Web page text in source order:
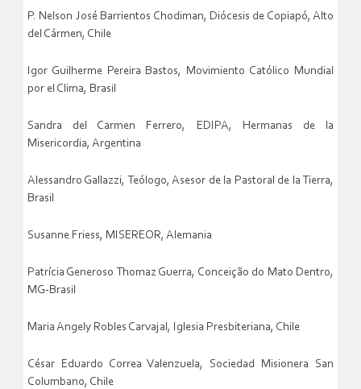
P. Nelson José Barrientos Chodiman, Diócesis de Copiapó, Alto
del Cármen, Chile
Igor Guilherme Pereira Bastos, Movimiento Católico Mundial
por el Clima, Brasil
Sandra del Carmen Ferrero, EDIPA, Hermanas de la
Misericordia, Argentina
Alessandro Gallazzi, Teólogo, Asesor de la Pastoral de la Tierra,
Brasil
Susanne Friess, MISEREOR, Alemania
Patrícia Generoso Thomaz Guerra, Conceição do Mato Dentro,
MG-Brasil
Maria Angely Robles Carvajal, Iglesia Presbiteriana, Chile
César Eduardo Correa Valenzuela, Sociedad Misionera San
Columbano, Chile